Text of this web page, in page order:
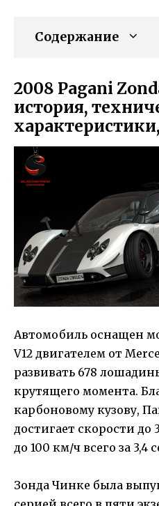
Содержание
2008 Pagani
история,
Автомобиль оснащен
V12 двигателем от
развивать 678
крутящего момента.
карбоновому кузову,
достигает скорости до
до 100 км/ч всего за 3,4
Зонда Чинке была